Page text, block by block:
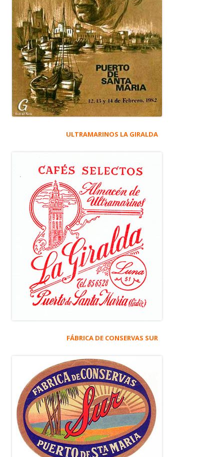
ULTRAMARINOS LA GIRALDA
FÁBRICA DE CONSERVAS SUR